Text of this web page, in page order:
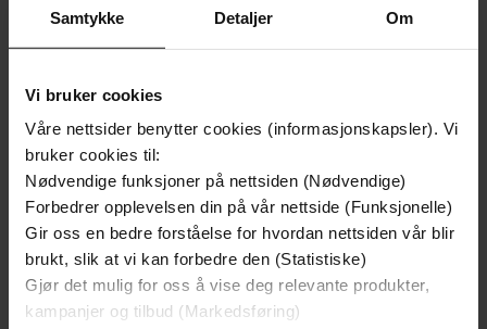
Samtykke Detaljer Om
Vi bruker cookies
Våre nettsider benytter cookies (informasjonskapsler). Vi
bruker cookies til:
Nødvendige funksjoner på nettsiden (Nødvendige)
Forbedrer opplevelsen din på vår nettside (Funksjonelle)
Gir oss en bedre forståelse for hvordan nettsiden vår blir
brukt, slik at vi kan forbedre den (Statistiske)
Gjør det mulig for oss å vise deg relevante produkter,
kampanjer og tilbud (Markedsføring)
Premium
Premium